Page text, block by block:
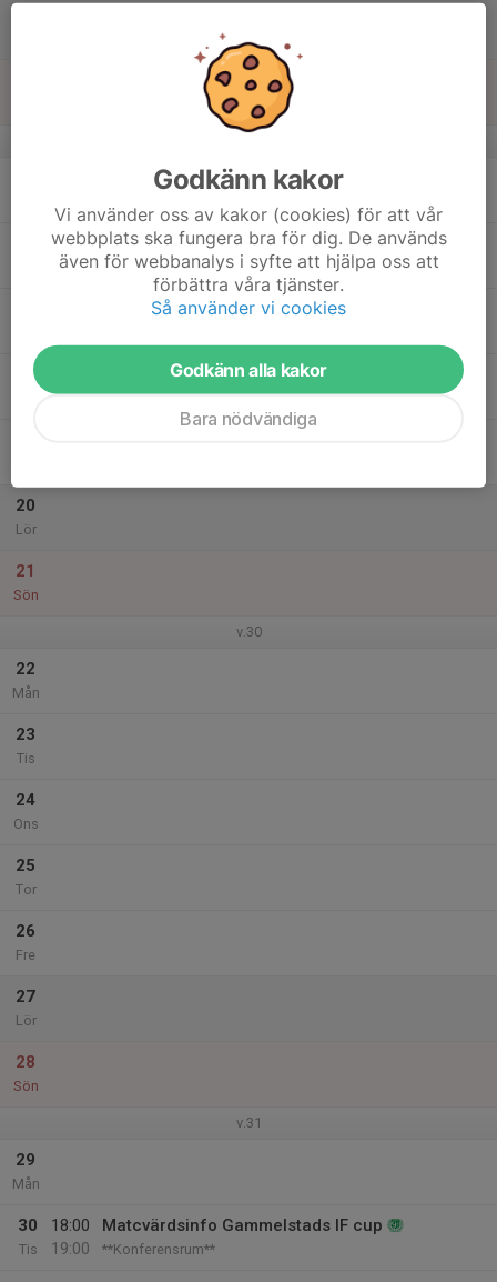
18
20
Lör
21
Sön
v.30
22
Mån
23
Tis
24
Ons
25
Tor
26
Fre
27
Lör
28
Sön
v.31
29
Mån
30
Tis
18:00
19:00
Matcvärdsinfo Gammelstads IF cup
**Konferensrum**
Godkänn kakor
Vi använder oss av kakor (cookies) för att vår
webbplats ska fungera bra för dig. De används
även för webbanalys i syfte att hjälpa oss att
förbättra våra tjänster.
Så använder vi cookies
Godkänn alla kakor
Bara nödvändiga